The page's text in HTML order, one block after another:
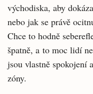
východiska, aby
nebo jak se právě
Chce to hodně
špatně, a to moc lidí
jsou vlastně spokojení
zóny.